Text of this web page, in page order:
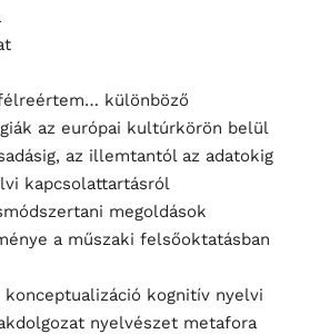
különböző
az európai kultúrkörön belül
az illemtantól az adatokig
kapcsolattartásról
megoldások
a műszaki felsőoktatásban
kognitív nyelvi
nyelvészet metafora